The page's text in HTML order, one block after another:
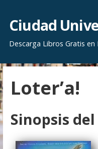
r
a
l
c
o
n
Ciudad
Descarga Libros Gratis en
Loter’a!
Sinopsis